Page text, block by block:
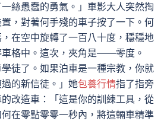
絲愚蠢的勇氣。」車影大人突然掏
，對著何手殘的車子按了一下。何
在空中旋轉了一百八十度，穩穩地
格中。這次，夾角是——零度。
學徒了。如果泊車是一種宗教，你就
的新信徒。」她包養行情指了指旁
改造車：「這是你的訓練工具，從
在零點零零一秒內，將這輛車精準